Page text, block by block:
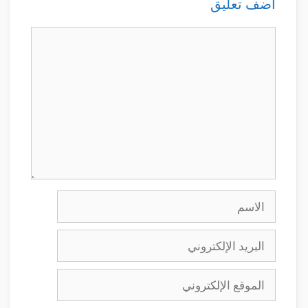
أضف تعليق
الاسم
البريد
الإلكتروني
الموقع
الإلكتروني